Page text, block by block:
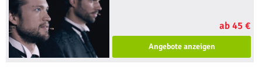
ab 45 €
Angebote anzeigen